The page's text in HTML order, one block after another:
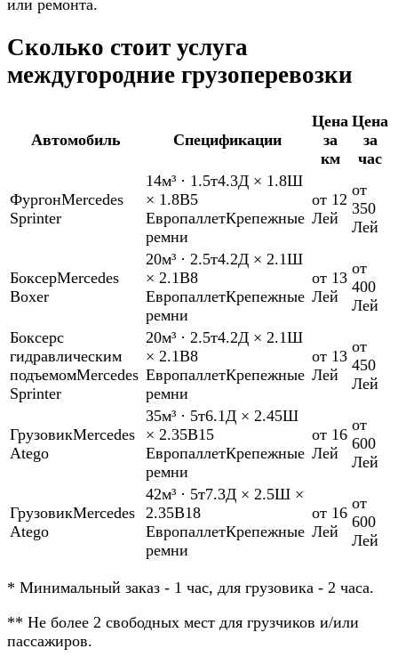
или ремонта.
Сколько стоит услуга
междугородние грузоперевозки
Автомобиль Спецификации
Цена
за
км
Цена
за
час
ФургонMercedes
Sprinter
14м³ · 1.5т4.3Д × 1.8Ш
× 1.8В5
ЕвропаллетКрепежные
ремни
от 12
Лей
от
350
Лей
БоксерMercedes
Boxer
20м³ · 2.5т4.2Д × 2.1Ш
× 2.1В8
ЕвропаллетКрепежные
ремни
от 13
Лей
от
400
Лей
Боксерс
гидравлическим
подъемомMercedes
Sprinter
20м³ · 2.5т4.2Д × 2.1Ш
× 2.1В8
ЕвропаллетКрепежные
ремни
от 13
Лей
от
450
Лей
ГрузовикMercedes
Atego
35м³ · 5т6.1Д × 2.45Ш
× 2.35В15
ЕвропаллетКрепежные
ремни
от 16
Лей
от
600
Лей
ГрузовикMercedes
Atego
42м³ · 5т7.3Д × 2.5Ш ×
2.35В18
ЕвропаллетКрепежные
ремни
от 16
Лей
от
600
Лей
* Минимальный заказ - 1 час, для грузовика - 2 часа.
** Не более 2 свободных мест для грузчиков и/или
пассажиров.